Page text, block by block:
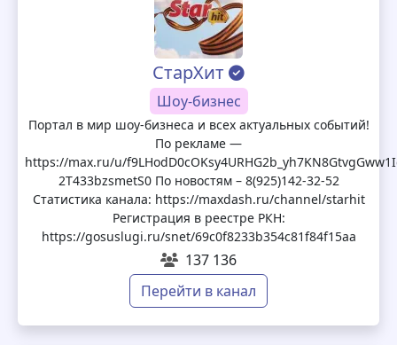
СтарХит
Шоу-бизнес
Портал в мир шоу-бизнеса и всех актуальных событий!
По рекламе —
https://max.ru/u/
2T433bzsmetS0 По новостям – 8(925)142-32-52
Статистика канала: https://maxdash.ru/channel/starhit
Регистрация в реестре РКН:
https://gosuslugi.ru/snet/69c0f8233b354c81f84f15aa
137 136
Перейти в канал